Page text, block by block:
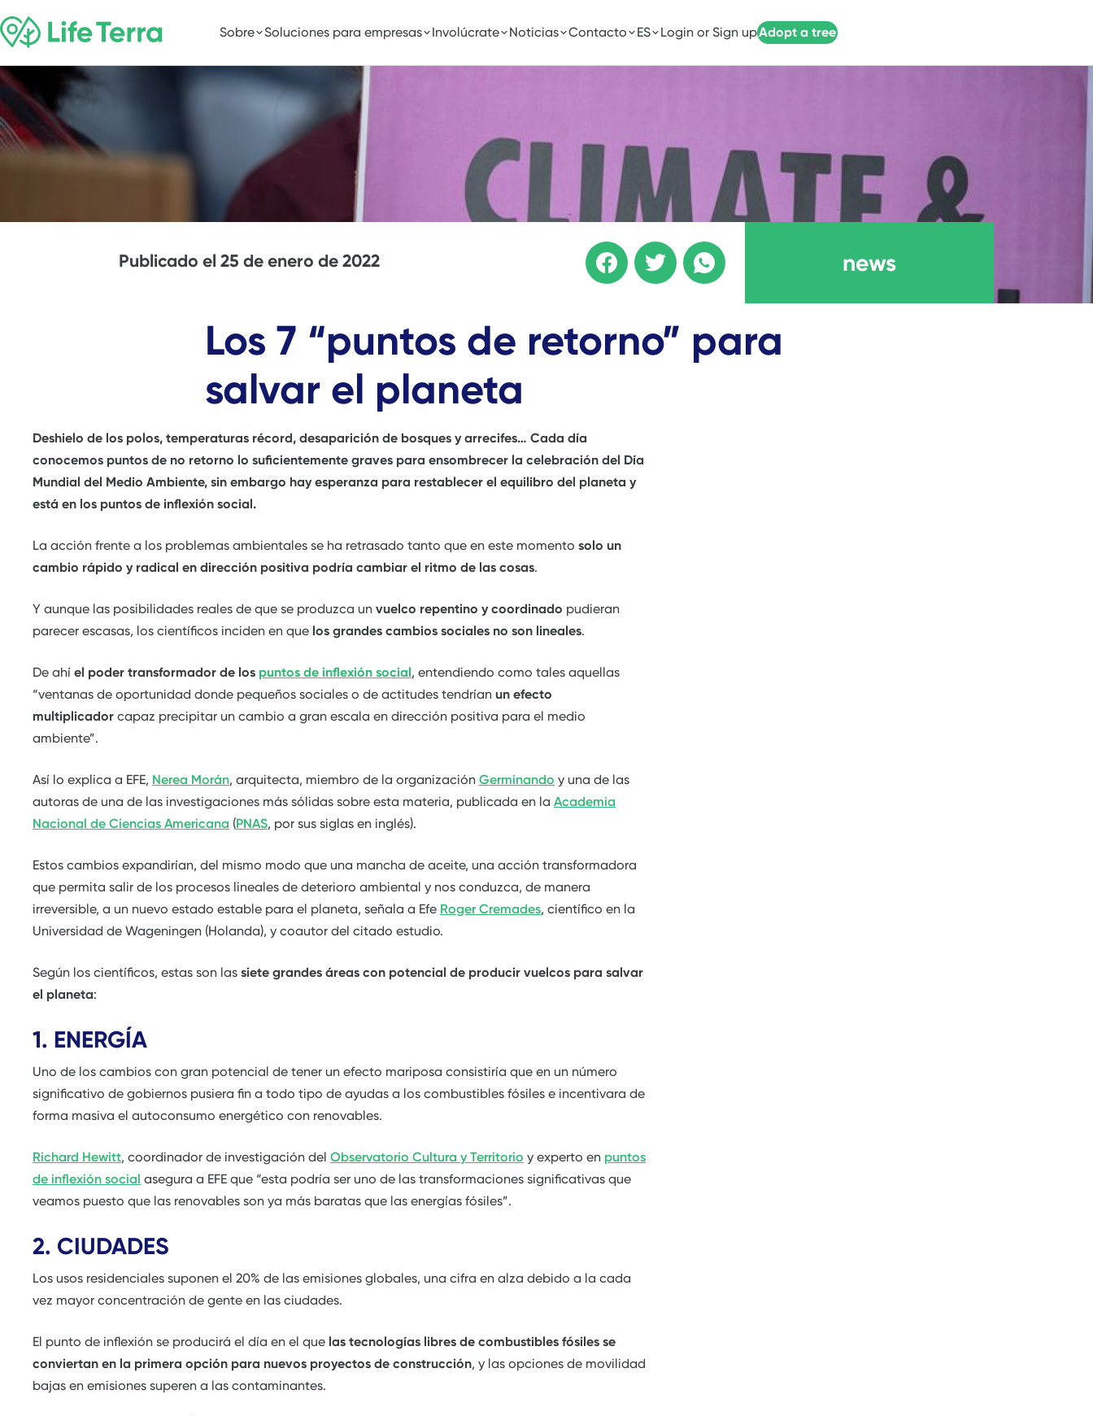
Sobre Soluciones para empresas Involúcrate Noticias Contacto ES Login or Sign upAdopt a tree
Publicado el 25 de enero de 2022 news
Los 7 “puntos de retorno” para
salvar el planeta
Deshielo de los polos, temperaturas récord, desaparición de bosques y arrecifes… Cada día
conocemos puntos de no retorno lo suficientemente graves para ensombrecer la celebración del Día
Mundial del Medio Ambiente, sin embargo hay esperanza para restablecer el equilibro del planeta y
está en los puntos de inflexión social.
La acción frente a los problemas ambientales se ha retrasado tanto que en este momento solo un
cambio rápido y radical en dirección positiva podría cambiar el ritmo de las cosas.
Y aunque las posibilidades reales de que se produzca un vuelco repentino y coordinado pudieran
parecer escasas, los científicos inciden en que los grandes cambios sociales no son lineales.
De ahí el poder transformador de los puntos de inflexión social, entendiendo como tales aquellas
“ventanas de oportunidad donde pequeños sociales o de actitudes tendrían un efecto
multiplicador capaz precipitar un cambio a gran escala en dirección positiva para el medio
ambiente”.
Así lo explica a EFE, Nerea Morán, arquitecta, miembro de la organización Germinando y una de las
autoras de una de las investigaciones más sólidas sobre esta materia, publicada en la Academia
Nacional de Ciencias Americana (PNAS, por sus siglas en inglés).
Estos cambios expandirían, del mismo modo que una mancha de aceite, una acción transformadora
que permita salir de los procesos lineales de deterioro ambiental y nos conduzca, de manera
irreversible, a un nuevo estado estable para el planeta, señala a Efe Roger Cremades, científico en la
Universidad de Wageningen (Holanda), y coautor del citado estudio.
Según los científicos, estas son las siete grandes áreas con potencial de producir vuelcos para salvar
el planeta:
1. ENERGÍA
Uno de los cambios con gran potencial de tener un efecto mariposa consistiría que en un número
significativo de gobiernos pusiera fin a todo tipo de ayudas a los combustibles fósiles e incentivara de
forma masiva el autoconsumo energético con renovables.
Richard Hewitt, coordinador de investigación del Observatorio Cultura y Territorio y experto en puntos
de inflexión social asegura a EFE que “esta podría ser uno de las transformaciones significativas que
veamos puesto que las renovables son ya más baratas que las energías fósiles”.
2. CIUDADES
Los usos residenciales suponen el 20% de las emisiones globales, una cifra en alza debido a la cada
vez mayor concentración de gente en las ciudades.
El punto de inflexión se producirá el día en el que las tecnologías libres de combustibles fósiles se
conviertan en la primera opción para nuevos proyectos de construcción, y las opciones de movilidad
bajas en emisiones superen a las contaminantes.